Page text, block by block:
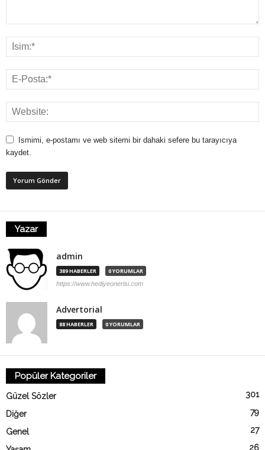
Ismimi, e-postamı ve web sitemi bir dahaki sefere bu tarayıcıya
kaydet.
Yazar
admin
389 HABERLER 0 YORUMLAR
https://www.hediyeonerisi.com
Advertorial
88 HABERLER 0 YORUMLAR
Popüler Kategoriler
Güzel Sözler 301
Diğer 79
Genel 27
26